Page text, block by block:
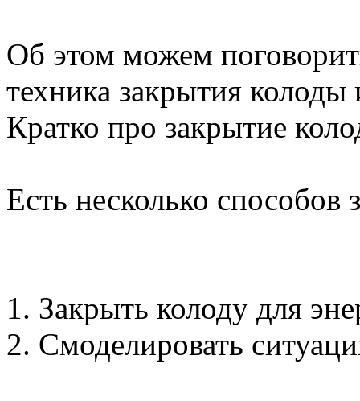
Об этом можем
техника закрытия
Кратко про закрытие
Есть несколько способов
1. Закрыть колоду для
2. Смоделировать